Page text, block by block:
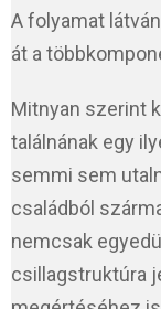
A folyamat
át a
Mitnyan szerint
találnának egy
semmi sem
családból
nemcsak
csillagstruktúra